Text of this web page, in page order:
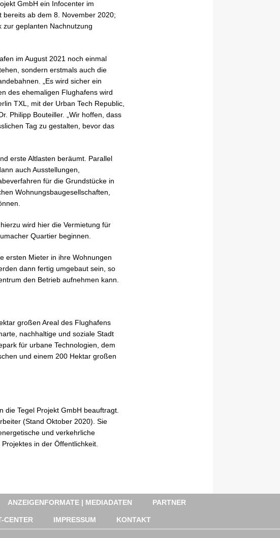
GmbH ein Infocenter im
ab dem 8. November 2020;
zur geplanten Nachnutzung
im August 2021 noch einmal
sondern erstmals auch die
„Es wird sicher ein
des ehemaligen Flughafens wird
TXL, mit der Urban Tech Republic,
Philipp Bouteiller. „Wir hoffen, dass
Tag zu gestalten, bevor das
erste Altlasten beräumt. Parallel
auch Ausstellungen,
für die Grundstücke in
Wohnungsbaugesellschaften,
wird hier die Vermietung für
Quartier beginnen.
ersten Mieter in ihre Wohnungen
dann fertig umgebaut sein, so
den Betrieb aufnehmen kann.
großen Areal des Flughafens
nachhaltige und soziale Stadt
für urbane Technologien, dem
und einem 200 Hektar großen
die Tegel Projekt GmbH beauftragt.
(Stand Oktober 2020). Sie
und verkehrliche
in der Öffentlichkeit.
ANZEIGENFORMATE | MEDIADATEN PARTNER
CENTER IMPRESSUM KONTAKT